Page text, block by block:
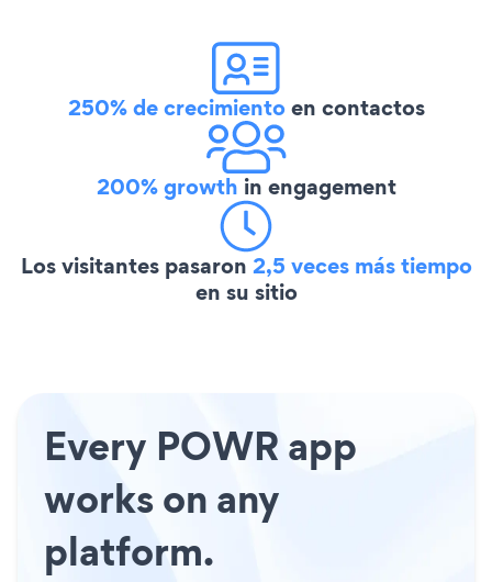
250% de crecimientoen contactos
200% growth in engagement
Los visitantes pasaron 2,5 veces más tiempo
en su sitio
Every POWR app
works on any
platform.